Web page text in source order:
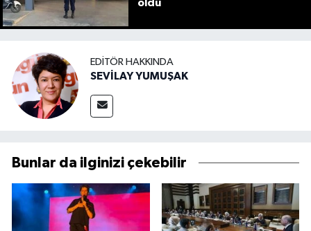
öldü
EDITÖR HAKKINDA
SEVİLAY YUMUŞAK
Bunlar da ilginizi çekebilir